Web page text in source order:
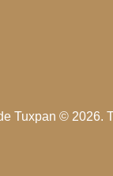
Tuxpan © 2026.